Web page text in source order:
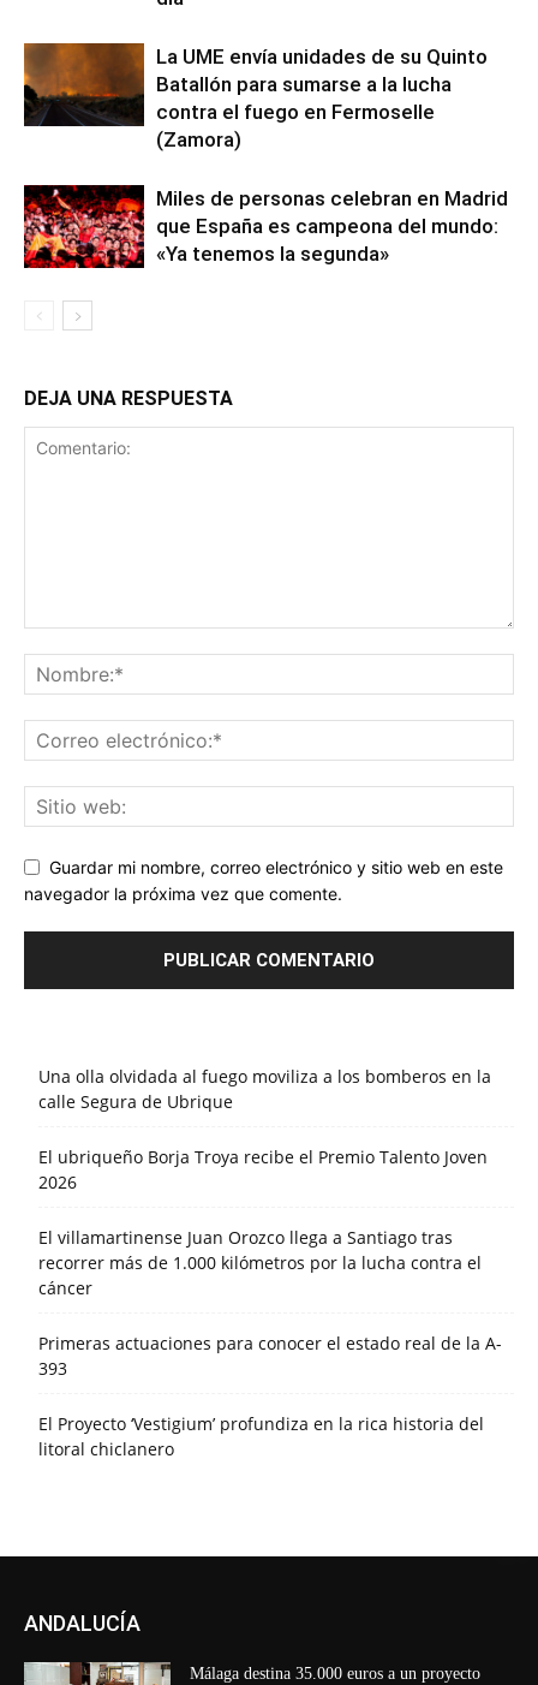
La UME envía unidades de su Quinto
Batallón para sumarse a la lucha
contra el fuego en Fermoselle
(Zamora)
Miles de personas celebran en Madrid
que España es campeona del mundo:
«Ya tenemos la segunda»
DEJA UNA RESPUESTA
Guardar mi nombre, correo electrónico y sitio web en este
navegador la próxima vez que comente.
Una olla olvidada al fuego moviliza a los bomberos en la
calle Segura de Ubrique
El ubriqueño Borja Troya recibe el Premio Talento Joven
2026
El villamartinense Juan Orozco llega a Santiago tras
recorrer más de 1.000 kilómetros por la lucha contra el
cáncer
Primeras actuaciones para conocer el estado real de la A-
393
El Proyecto ‘Vestigium’ profundiza en la rica historia del
litoral chiclanero
ANDALUCÍA
Málaga destina 35.000 euros a un proyecto